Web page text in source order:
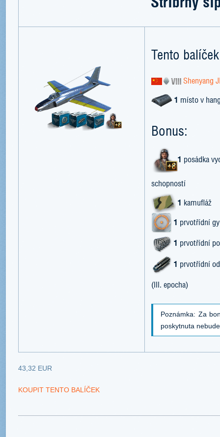
Tento
Shenyang
1 místo v
Bonus:
1 posádka
schopností
1 kamufláž
1 prvotřídní
1 prvotřídní
1 prvotřídní
(III. epocha)
Poznámka: Za
poskytnuta
43,32 EUR
KOUPIT TENTO BALÍČEK